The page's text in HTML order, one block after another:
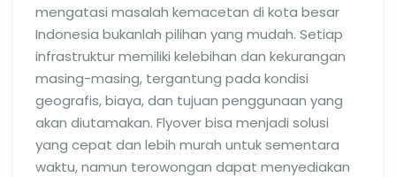
mengatasi masalah kemacetan di kota besar
Indonesia bukanlah pilihan yang mudah. Setiap
infrastruktur memiliki kelebihan dan kekurangan
masing-masing, tergantung pada kondisi
geografis, biaya, dan tujuan penggunaan yang
akan diutamakan. Flyover bisa menjadi solusi
yang cepat dan lebih murah untuk sementara
waktu, namun terowongan dapat menyediakan